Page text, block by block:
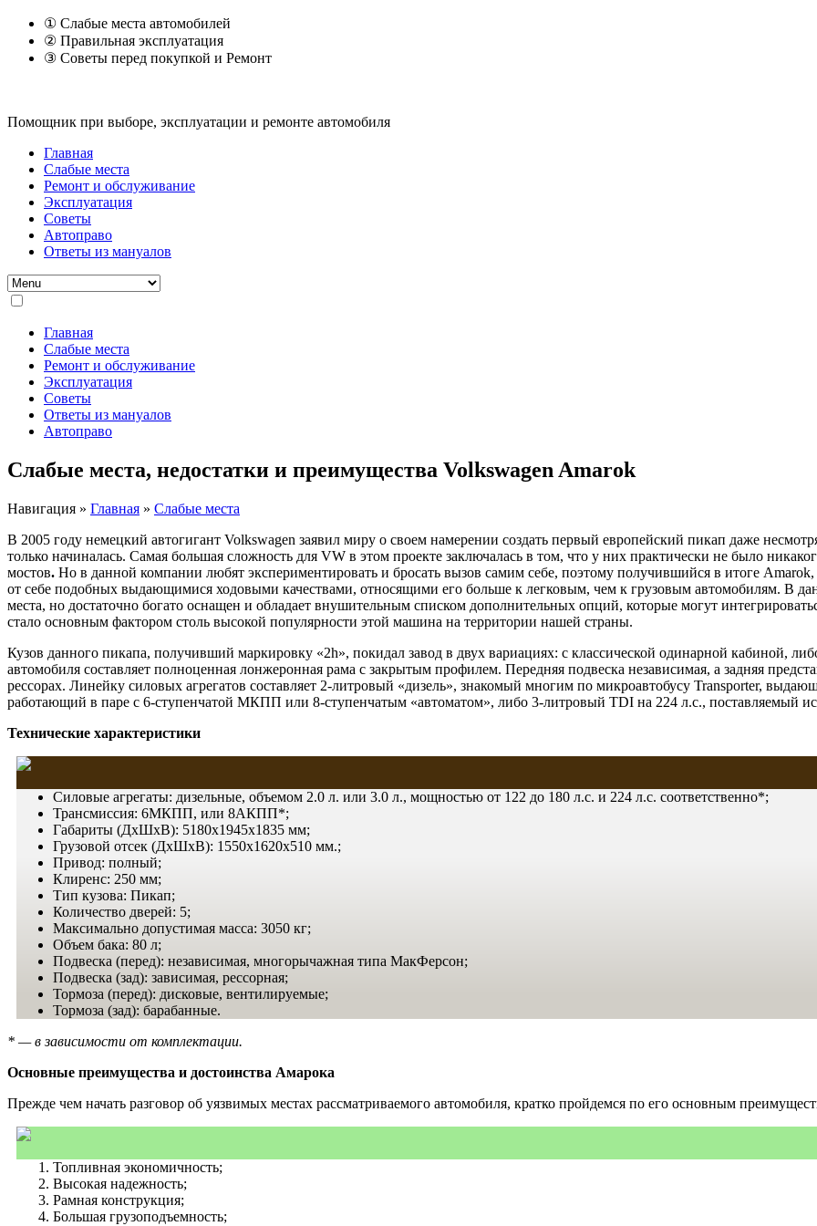
① Слабые места автомобилей
② Правильная эксплуатация
③ Советы перед покупкой и Ремонт
Помощник при выборе, эксплуатации и ремонте автомобиля
Главная
Слабые места
Ремонт и обслуживание
Эксплуатация
Советы
Автоправо
Ответы из мануалов
Главная
Слабые места
Ремонт и обслуживание
Эксплуатация
Советы
Ответы из мануалов
Автоправо
Слабые места, недостатки и преимущества Volkswagen Amarok
Навигация » Главная » Слабые места
В 2005 году немецкий автогигант Volkswagen заявил миру о своем намерении создать первый европейский пикап даже
только начиналась. Самая большая сложность для VW в этом проекте заключалась в том, что у них практически не было
мостов. Но в данной компании любят экспериментировать и бросать вызов самим себе, поэтому получившийся в итоге Amarok,
от себе подобных выдающимися ходовыми качествами, относящими его больше к легковым, чем к грузовым автомобилям. В
места, но достаточно богато оснащен и обладает внушительным списком дополнительных опций, которые могут
стало основным фактором столь высокой популярности этой машина на территории нашей страны.
Кузов данного пикапа, получивший маркировку «2h», покидал завод в двух вариациях: с классической одинарной кабиной,
автомобиля составляет полноценная лонжеронная рама с закрытым профилем. Передняя подвеска независимая, а задняя
рессорах. Линейку силовых агрегатов составляет 2-литровый «дизель», знакомый многим по микроавтобусу Transporter,
работающий в паре с 6-ступенчатой МКПП или 8-ступенчатым «автоматом», либо 3-литровый TDI на 224 л.с., поставляемый
Технические характеристики
Силовые агрегаты: дизельные, объемом 2.0 л. или 3.0 л., мощностью от 122 до 180 л.с. и 224 л.с. соответственно*;
Трансмиссия: 6МКПП, или 8АКПП*;
Габариты (ДхШхВ): 5180х1945х1835 мм;
Грузовой отсек (ДхШхВ): 1550х1620х510 мм.;
Привод: полный;
Клиренс: 250 мм;
Тип кузова: Пикап;
Количество дверей: 5;
Максимально допустимая масса: 3050 кг;
Объем бака: 80 л;
Подвеска (перед): независимая, многорычажная типа МакФерсон;
Подвеска (зад): зависимая, рессорная;
Тормоза (перед): дисковые, вентилируемые;
Тормоза (зад): барабанные.
* — в зависимости от комплектации.
Основные преимущества и достоинства Амарока
Прежде чем начать разговор об уязвимых местах рассматриваемого автомобиля, кратко пройдемся по его основным
Топливная экономичность;
Высокая надежность;
Рамная конструкция;
Большая грузоподъемность;